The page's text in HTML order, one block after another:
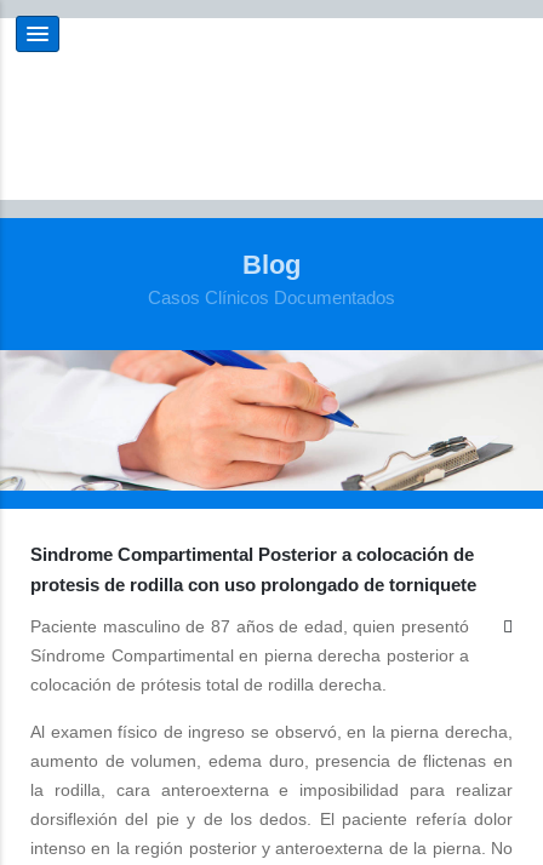
Blog
Casos Clínicos Documentados
Sindrome Compartimental Posterior a colocación de
protesis de rodilla con uso prolongado de torniquete
Paciente masculino de 87 años de edad, quien presentó
Síndrome Compartimental en pierna derecha posterior a
colocación de prótesis total de rodilla derecha.
Al examen físico de ingreso se observó, en la pierna derecha,
aumento de volumen, edema duro, presencia de flictenas en
la rodilla, cara anteroexterna e imposibilidad para realizar
dorsiflexión del pie y de los dedos. El paciente refería dolor
intenso en la región posterior y anteroexterna de la pierna. No